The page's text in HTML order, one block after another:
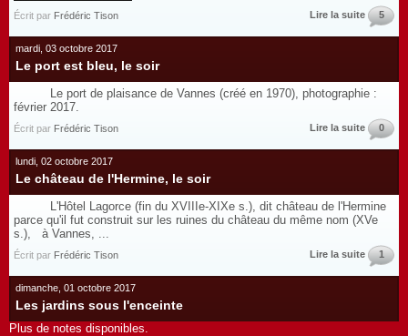
Écrit par Frédéric Tison Lire la suite 5
mardi, 03 octobre 2017
Le port est bleu, le soir
Le port de plaisance de Vannes (créé en 1970), photographie :
février 2017.
Écrit par Frédéric Tison Lire la suite 0
lundi, 02 octobre 2017
Le château de l'Hermine, le soir
L'Hôtel Lagorce (fin du XVIIIe-XIXe s.), dit château de l'Hermine
parce qu'il fut construit sur les ruines du château du même nom (XVe
s.), à Vannes, ...
Écrit par Frédéric Tison Lire la suite 1
dimanche, 01 octobre 2017
Les jardins sous l'enceinte
Plus de notes disponibles.